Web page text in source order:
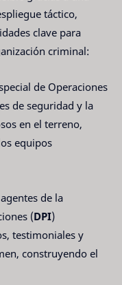
táctico,
clave para
criminal:
de Operaciones
de seguridad y la
en el terreno,
equipos
de la
(DPI)
testimoniales y
construyendo el